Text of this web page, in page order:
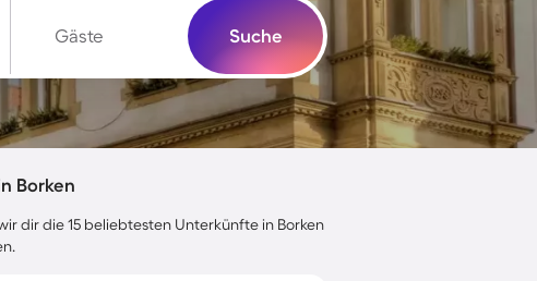
Gäste Suche
Borken
dir die 15 beliebtesten Unterkünfte in Borken